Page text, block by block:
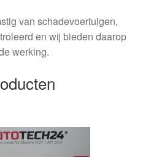
van schadevoertuigen,
en wij bieden daarop
werking.